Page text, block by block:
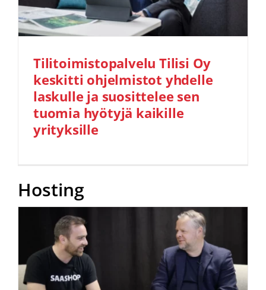
Tilitoimistopalvelu Tilisi Oy
keskitti ohjelmistot yhdelle
laskulle ja suosittelee sen
tuomia hyötyjä kaikille
yrityksille
Hosting